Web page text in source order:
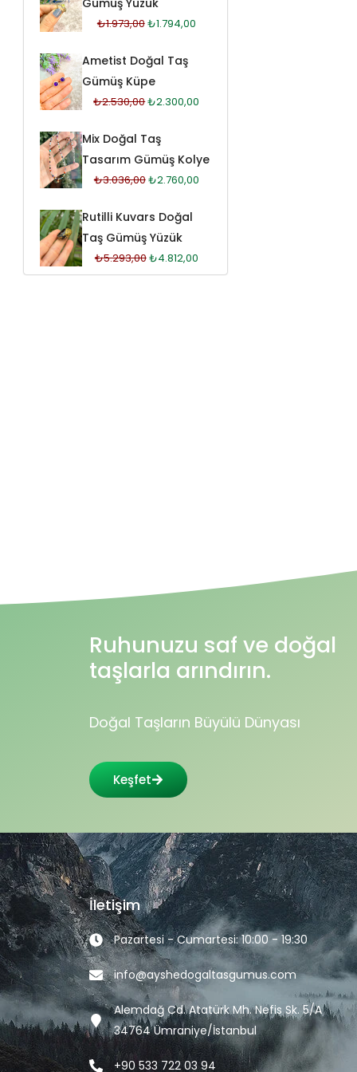
Gümüş Yüzük
₺1.973,00₺1.794,00
Ametist Doğal Taş
Gümüş Küpe
₺2.530,00₺2.300,00
Mix Doğal Taş
Tasarım Gümüş Kolye
₺3.036,00₺2.760,00
Rutilli Kuvars Doğal
Taş Gümüş Yüzük
₺5.293,00₺4.812,00
Ruhunuzu saf ve doğal
taşlarla arındırın.
Doğal Taşların Büyülü Dünyası
Keşfet
İletişim
Pazartesi - Cumartesi: 10:00 - 19:30
info@ayshedogaltasgumus.com
Alemdağ Cd. Atatürk Mh. Nefis Sk. 5/A
34764 Ümraniye/İstanbul
+90 533 722 03 94